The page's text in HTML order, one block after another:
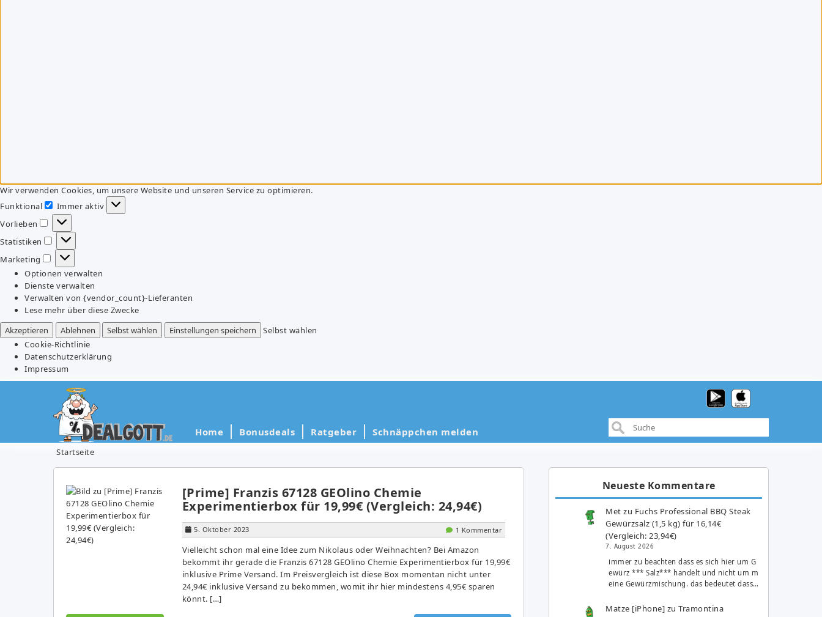
Wir verwenden Cookies, um unsere Website und unseren Service zu optimieren.
Funktional
Funktional
Immer aktiv
Vorlieben
Vorlieben
Statistiken
Statistiken
Marketing
Marketing
Optionen verwalten
Dienste verwalten
Verwalten von {vendor_count}-Lieferanten
Lese mehr über diese Zwecke
Akzeptieren
Ablehnen Selbst wählen Einstellungen speichern
Selbst wählen
Cookie-Richtlinie
Datenschutzerklärung
Impressum
Home Bonusdeals Ratgeber Schnäppchen melden
Startseite
[Prime] Franzis 67128 GEOlino Chemie
Experimentierbox für 19,99€ (Vergleich: 24,94€)
5. Oktober 2023 1 Kommentar
Vielleicht schon mal eine Idee zum Nikolaus oder Weihnachten? Bei Amazon
bekommt ihr gerade die Franzis 67128 GEOlino Chemie Experimentierbox für 19,99€
inklusive Prime Versand. Im Preisvergleich ist diese Box momentan nicht unter
24,94€ inklusive Versand zu bekommen, womit ihr hier mindestens 4,95€ sparen
könnt. […]
Neueste Kommentare
Met zu Fuchs Professional BBQ Steak
Gewürzsalz (1,5 kg) für 16,14€
(Vergleich: 23,94€)
7. August 2026
immer zu beachten dass es sich hier um G
ewürz *** Salz*** handelt und nicht um m
eine Gewürzmischung. das bedeutet dass…
Matze [iPhone] zuTramontina